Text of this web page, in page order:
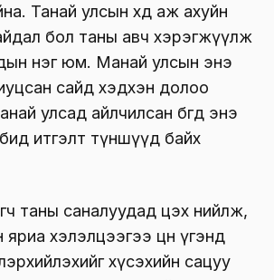
Танай улсын хөдөө аж ахуйн
бол таны авч хэрэгжүүлж
нэг юм. Манай улсын энэ
сайд хэдхэн долоо
улсад айлчилсан бөгөөд энэ
итгэлт түншүүд байх
таны саналуудад цэх нийлж,
хэлэлцээгээ цөөн үгэнд
хүсэхийн сацуу